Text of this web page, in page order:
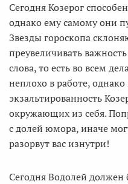
Сегодня Козерог
однако ему самому они
Звезды гороскопа
преувеличивать
слова, то есть во всем
неплохо в работе,
экзальтированность
окружающих из себя.
с долей юмора, иначе
разорвут вас изнутри!
Сегодня Водолей должен